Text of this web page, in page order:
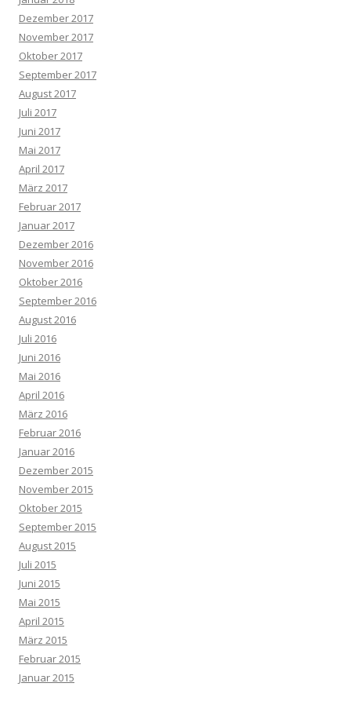
Dezember 2017
November 2017
Oktober 2017
September 2017
August 2017
Juli 2017
Juni 2017
Mai 2017
April 2017
März 2017
Februar 2017
Januar 2017
Dezember 2016
November 2016
Oktober 2016
September 2016
August 2016
Juli 2016
Juni 2016
Mai 2016
April 2016
März 2016
Februar 2016
Januar 2016
Dezember 2015
November 2015
Oktober 2015
September 2015
August 2015
Juli 2015
Juni 2015
Mai 2015
April 2015
März 2015
Februar 2015
Januar 2015